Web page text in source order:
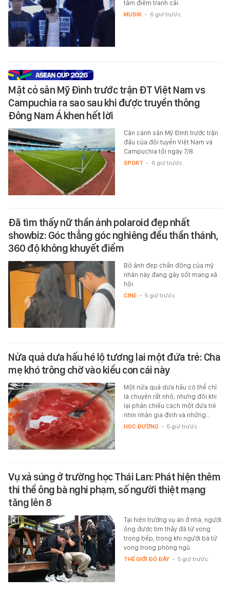
tâm điểm tranh cãi.
MUSIK - 6 giờ trước
Mặt cỏ sân Mỹ Đình trước trận ĐT Việt Nam vs
Campuchia ra sao sau khi được truyền thông
Đông Nam Á khen hết lời
Cận cảnh sân Mỹ Đình trước trận
đấu của đội tuyển Việt Nam và
Campuchia tối ngày 7/8.
SPORT - 6 giờ trước
Đã tìm thấy nữ thần ảnh polaroid đẹp nhất
showbiz: Góc thẳng góc nghiêng đều thần thánh,
360 độ không khuyết điểm
Bộ ảnh đẹp chấn động của mỹ
nhân này đang gây sốt mạng xã
hội.
CINE - 5 giờ trước
Nửa quả dưa hấu hé lộ tương lai một đứa trẻ: Cha
mẹ khó trông chờ vào kiểu con cái này
Một nửa quả dưa hấu có thể chỉ
là chuyện rất nhỏ, nhưng đôi khi
lại phản chiếu cách một đứa trẻ
nhìn nhận gia đình và những…
HỌC ĐƯỜNG - 5 giờ trước
Vụ xả súng ở trường học Thái Lan: Phát hiện thêm
thi thể ông bà nghi phạm, số người thiệt mạng
tăng lên 8
Tại hiện trường vụ án ở nhà, người
ông được tìm thấy đã tử vong
trong bếp, trong khi người bà tử
vong trong phòng ngủ.
THẾ GIỚI ĐÓ ĐÂY - 5 giờ trước